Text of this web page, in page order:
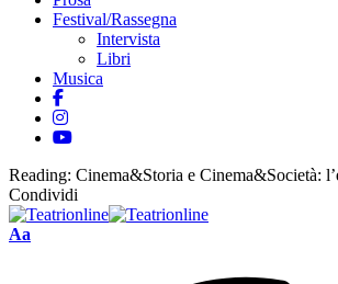
Festival/Rassegna
Intervista
Libri
Musica
Reading: Cinema&Storia e Cinema&Società:
Condividi
Font
Aa